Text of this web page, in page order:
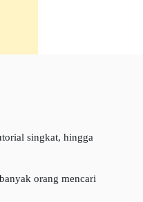
singkat, hingga
orang mencari